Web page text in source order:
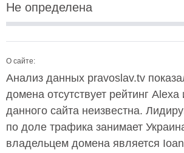
Не определена
О сайте:
Анализ данных pravoslav.tv
домена отсутствует рейтинг
данного сайта неизвестна.
по доле трафика занимает
владельцем домена является